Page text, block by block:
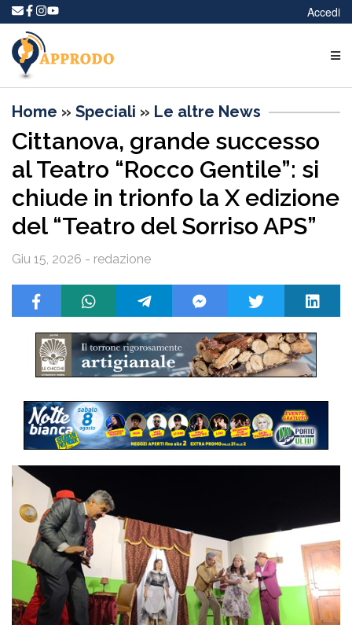
Accedi
Home » Speciali » Le altre News
Cittanova, grande successo
al Teatro “Rocco Gentile”: si
chiude in trionfo la X edizione
del “Teatro del Sorriso APS”
Giu 15, 2026 - redazione